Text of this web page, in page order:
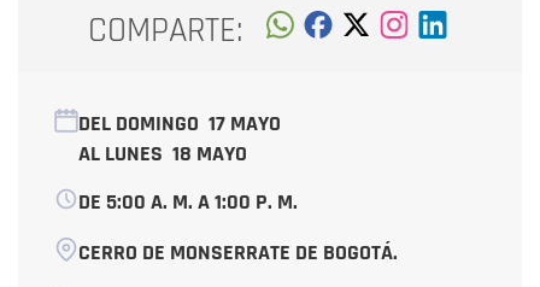
COMPARTE:
DEL DOMINGO 17 MAYO
AL LUNES 18 MAYO
DE 5:00 A. M. A 1:00 P. M.
CERRO DE MONSERRATE DE BOGOTÁ.